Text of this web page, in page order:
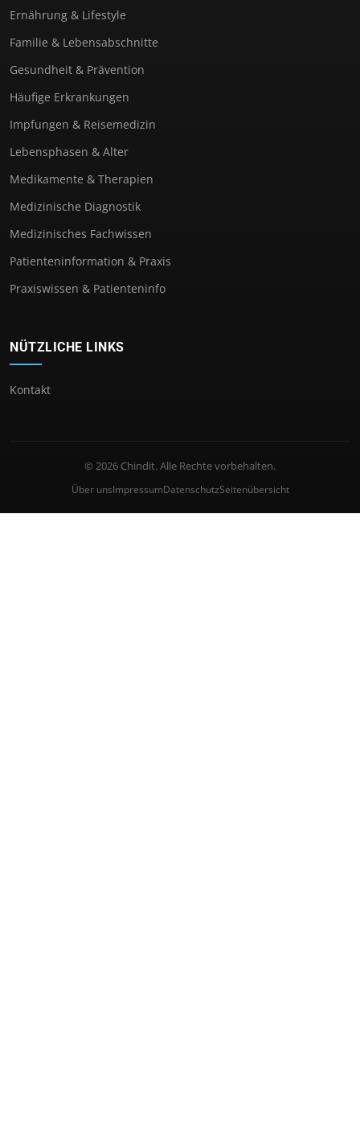
Ernährung & Lifestyle
Familie & Lebensabschnitte
Gesundheit & Prävention
Häufige Erkrankungen
Impfungen & Reisemedizin
Lebensphasen & Alter
Medikamente & Therapien
Medizinische Diagnostik
Medizinisches Fachwissen
Patienteninformation & Praxis
Praxiswissen & Patienteninfo
NÜTZLICHE LINKS
Kontakt
© 2026 Chindit. Alle Rechte vorbehalten.
Über unsImpressumDatenschutzSeitenübersicht